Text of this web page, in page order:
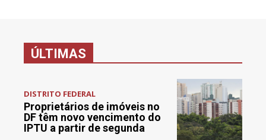
ÚLTIMAS
DISTRITO FEDERAL
Proprietários de imóveis no
DF têm novo vencimento do
IPTU a partir de segunda